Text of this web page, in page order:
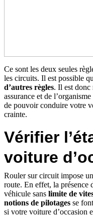
Ce sont les deux seules
les circuits. Il est possible
d’autres règles. Il est donc
assurance et de
de pouvoir conduire votre
crainte.
Vérifier
voiture
Rouler sur circuit impose un
route. En effet, la présence
véhicule sans limite de
notions de pilotages se
si votre voiture d’occasion